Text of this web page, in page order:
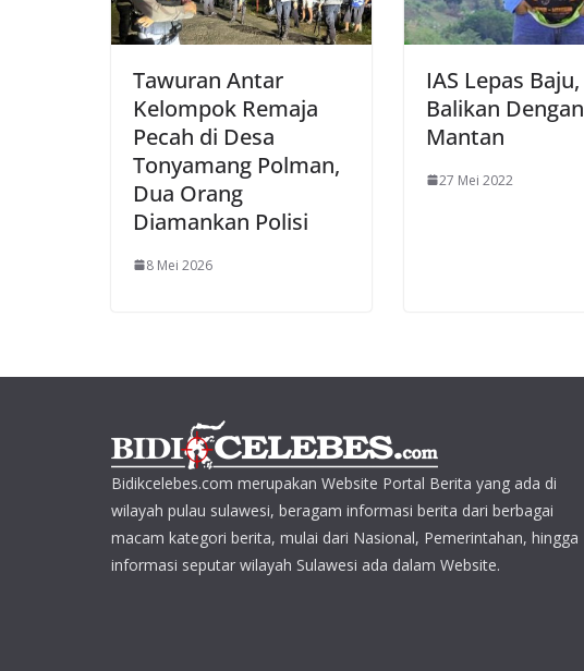
Tawuran Antar
Kelompok Remaja
Pecah di Desa
Tonyamang Polman,
Dua Orang
Diamankan Polisi
8 Mei 2026
IAS Lepas Baju,
Balikan Dengan
Mantan
27 Mei 2022
Bidikcelebes.com merupakan Website Portal Berita yang ada di
wilayah pulau sulawesi, beragam informasi berita dari berbagai
macam kategori berita, mulai dari Nasional, Pemerintahan, hingga
informasi seputar wilayah Sulawesi ada dalam Website.